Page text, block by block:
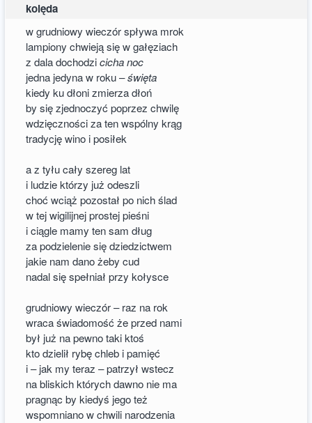
kolęda
w grudniowy wieczór spływa mrok
lampiony chwieją się w gałęziach
z dala dochodzicicha noc
jedna jedyna w roku –święta
kiedy ku dłoni zmierza dłoń
by się zjednoczyć poprzez chwilę
wdzięczności za ten wspólny krąg
tradycję wino i posiłek
a z tyłu cały szereg lat
i ludzie którzy już odeszli
choć wciąż pozostał po nich ślad
w tej wigilijnej prostej pieśni
i ciągle mamy ten sam dług
za podzielenie się dziedzictwem
jakie nam dano żeby cud
nadal się spełniał przy kołysce
grudniowy wieczór – raz na rok
wraca świadomość że przed nami
był już na pewno taki ktoś
kto dzielił rybę chleb i pamięć
i – jak my teraz – patrzył wstecz
na bliskich których dawno nie ma
pragnąc by kiedyś jego też
wspomniano w chwili narodzenia